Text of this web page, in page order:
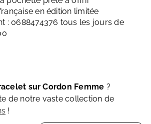
en édition limitée
: 0688474376 tous les jours de
sur Cordon Femme ?
de notre vaste collection de
!